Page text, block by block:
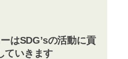
はSDG’sの活動に貢
ていきます